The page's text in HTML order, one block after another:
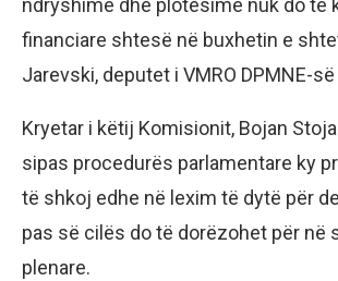
ndryshime dhe plotësime nuk do të
financiare shtesë në buxhetin e
Jarevski, deputet i VMRO DPMNE-së
Kryetar i këtij Komisionit, Bojan
sipas procedurës parlamentare ky
të shkoj edhe në lexim të dytë për
pas së cilës do të dorëzohet për në
plenare.